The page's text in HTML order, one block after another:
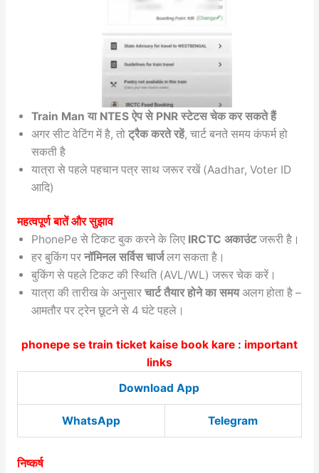
Train Man या NTES ऐप से PNR स्टेटस चेक कर सकते हैं
अगर सीट वेटिंग में है, तो ट्रैक करते रहें, चार्ट बनते समय कंफर्म हो
सकती है
यात्रा से पहले पहचान पत्र साथ जरूर रखें (Aadhar, Voter ID
आदि)
महत्वपूर्ण बातें और सुझाव
PhonePe से टिकट बुक करने के लिए IRCTC अकाउंटजरूरी है।
हर बुकिंग पर नॉमिनल सर्विस चार्जलग सकता है।
बुकिंग से पहले टिकट की स्थिति (AVL/WL) जरूर चेक करें।
यात्रा की तारीख के अनुसार चार्ट तैयार होने का समयअलग होता है –
आमतौर पर ट्रेन छूटने से 4 घंटे पहले।
phonepe se train ticket kaise book kare : important
links
Download App
WhatsApp Telegram
निष्कर्ष